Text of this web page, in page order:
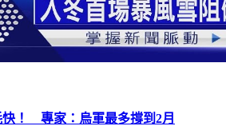
！ 專家：烏軍最多撐到2月